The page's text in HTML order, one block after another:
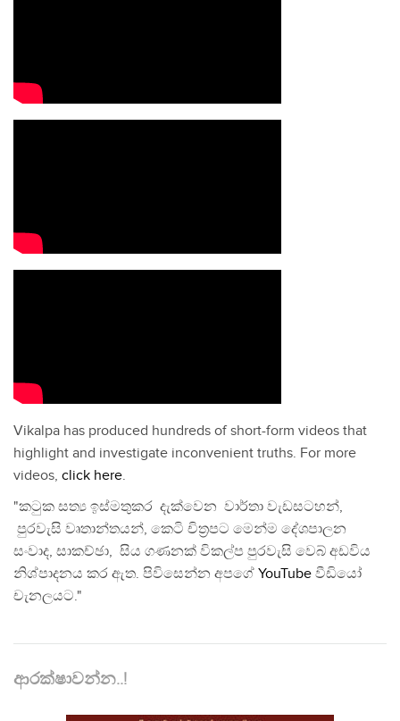
Vikalpa has produced hundreds of short-form videos that
highlight and investigate inconvenient truths. For more
videos, click here.
"කටුක සත්‍ය ඉස්මතුකර දැක්වෙන වාර්තා වැඩසටහන්,
පුරවැසි වෘතාන්තයන්, කෙටි චිත්‍රපට මෙන්ම දේශපාලන
සංවාද, සාකච්ඡා, සිය ගණනක් විකල්ප පුරවැසි වෙබ් අඩවිය
නිශ්පාදනය කර ඇත. පිවිසෙන්න අපගේ YouTube වීඩියෝ
චැනලයට."
ආරක්ෂාවන්න..!